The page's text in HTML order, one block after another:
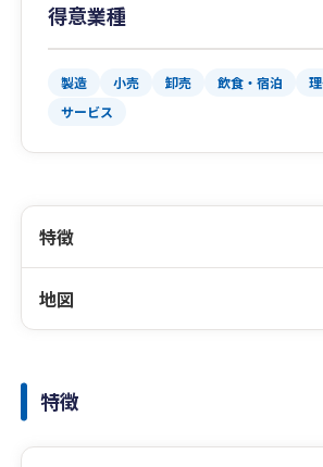
得意業種
製造 小売 卸売 飲食・宿泊
サービス
特徴
地図
特徴